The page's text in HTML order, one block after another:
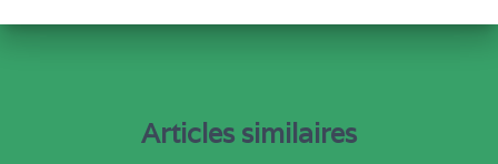
Articles similaires